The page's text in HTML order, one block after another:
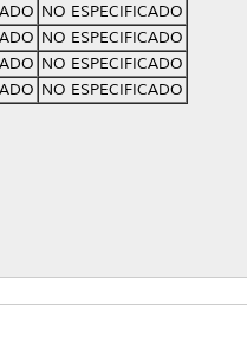
NO ESPECIFICADO
NO ESPECIFICADO
NO ESPECIFICADO
NO ESPECIFICADO